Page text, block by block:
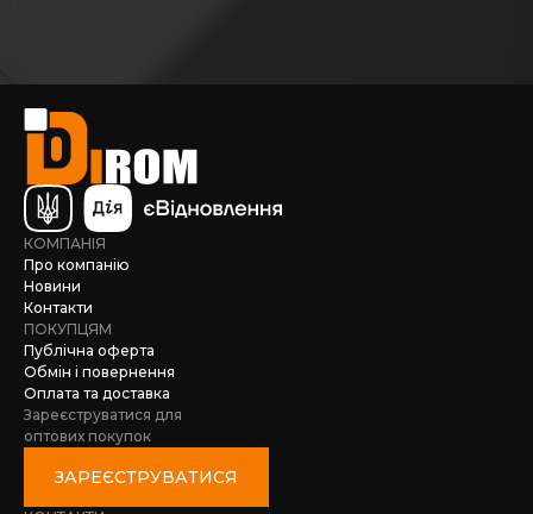
КОМПАНІЯ
Про компанію
Новини
Контакти
ПОКУПЦЯМ
Публічна оферта
Обмін і повернення
Оплата та доставка
Зареєструватися для
оптових покупок
ЗАРЕЄСТРУВАТИСЯ